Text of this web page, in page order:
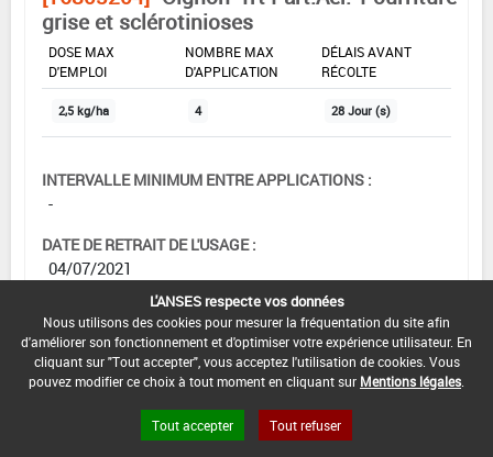
grise et sclérotinioses
DOSE MAX
D'EMPLOI
NOMBRE MAX
D'APPLICATION
DÉLAIS AVANT
RÉCOLTE
2,5 kg/ha 4 28 Jour (s)
INTERVALLE MINIMUM ENTRE APPLICATIONS :
-
DATE DE RETRAIT DE L'USAGE :
04/07/2021
DATE DE FIN DE DISTRIBUTION :
04/07/2021
DATE DE FIN D'UTILISATION :
L'ANSES respecte vos données
Nous utilisons des cookies pour mesurer la fréquentation du site afin
d'améliorer son fonctionnement et d'optimiser votre expérience utilisateur. En
cliquant sur "Tout accepter", vous acceptez l'utilisation de cookies. Vous
pouvez modifier ce choix à tout moment en cliquant sur Mentions légales
Tout accepter Tout refuser